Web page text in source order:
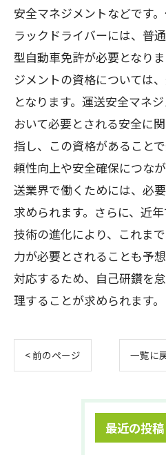
安全マネジメントなどです
ラックドライバーには、普
型自動車免許が必要となり
ジメントの資格については
となります。運送安全マネ
おいて必要とされる安全に
指し、この資格があること
頼性向上や安全確保につな
送業界で働くためには、必
求められます。さらに、近
技術の進化により、これま
力が必要とされることも予
対応するため、自己研鑽を
理することが求められます。
< 前のページ 一覧に
最近の投稿